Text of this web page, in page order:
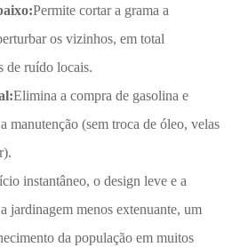
Permite cortar a grama a
os vizinhos, em total
de ruído locais.
Elimina a compra de gasolina e
manutenção (sem troca de óleo, velas
instantâneo, o design leve e a
jardinagem menos extenuante, um
da população em muitos